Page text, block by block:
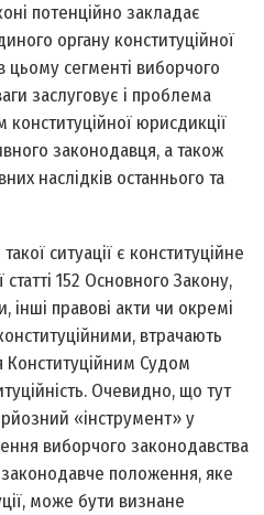
потенційно закладає
органу конституційної
цьому сегменті виборчого
заслуговує і проблема
юрисдикції
законодавця, а також
наслідків останнього та
ситуації є конституційне
152 Основного Закону,
інші правові акти чи окремі
втрачають
Конституційним Судом
Очевидно, що тут
«інструмент» у
виборчого законодавства
положення, яке
може бути визнане